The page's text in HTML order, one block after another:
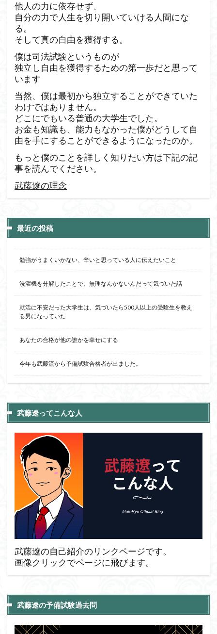
他人の力に依存せず、
自分の力で人生を切り開いていける人間にな
る。
そして真の自由を獲得する。
僕は司法試験というものが
独立し自由を獲得するための第一歩だと思って
います
当然、僕は最初から独立することができていた
わけではありません。
どこにでもいる普通の大学生でした。
お金も知識も、能力もなかった僕がどうして自
由を手にすることができるようになったのか。
もっと僕のことを詳しく知りたい方は下記の記
事を読んでください。
武藤遼の理念
最近の投稿
勉強がうまくいかない、辛いと思っている人に伝えたいこと
洗濯機を分解したことで、無理なんかないんだって気づいた話
就活に不安だった大学生は、気づいたら500人以上の受験生を教え
る男になっていた
あなたの合格が他の誰かを幸せにする
今年も武藤流から予備試験合格者が出ました。
武藤遼ってこんな人
武藤遼の自己紹介のリンクページです。
画像クリックでページに飛びます。
武藤遼の予備試験過去問